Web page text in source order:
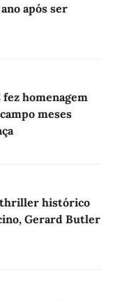
após ser
fez homenagem
meses
thriller histórico
Gerard Butler